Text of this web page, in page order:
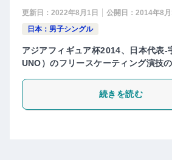
更新日： 2022年8月1日 公開日： 2014年8月
日本：男子シングル
アジアフィギュア杯2014、日本代表
UNO）のフリースケーティング演技の
続きを読む